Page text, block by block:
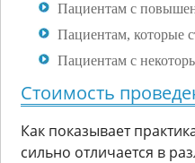
Пациентам с
Пациентам, которые
Пациентам с
Стоимость
Как показывает
сильно отличается в